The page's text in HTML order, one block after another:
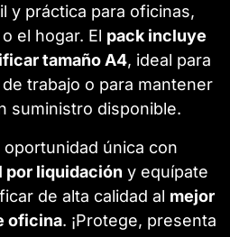
y práctica para oficinas,
el hogar. El pack incluye
tamaño A4, ideal para
trabajo o para mantener
suministro disponible.
única con
por liquidación y equípate
de alta calidad al mejor
oficina. ¡Protege, presenta